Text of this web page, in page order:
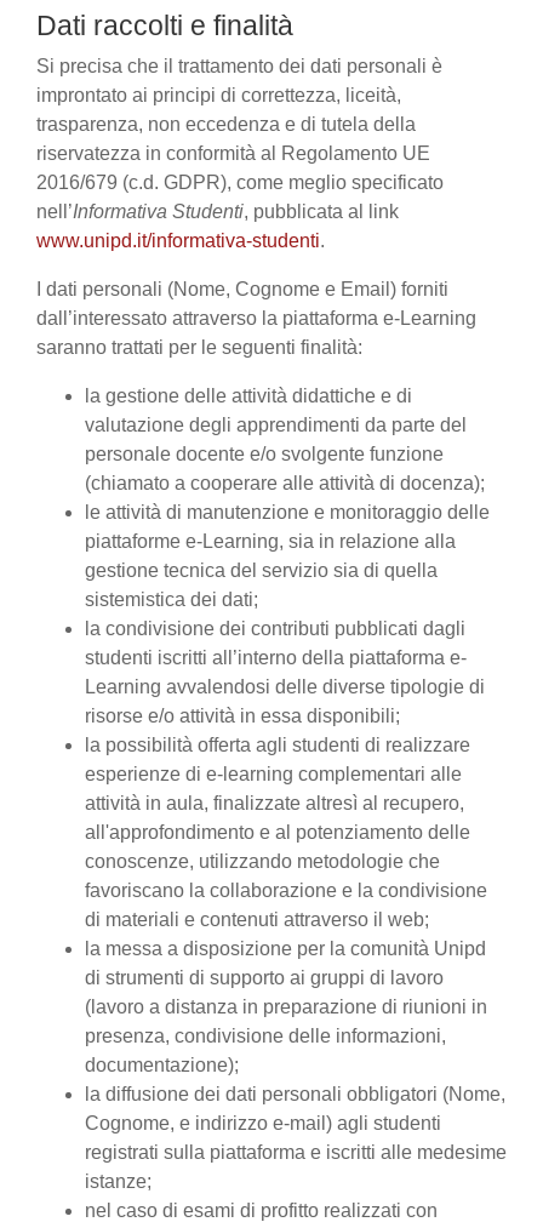
Dati raccolti e finalità
Si precisa che il trattamento dei dati personali è
improntato ai principi di correttezza, liceità,
trasparenza, non eccedenza e di tutela della
riservatezza in conformità al Regolamento UE
2016/679 (c.d. GDPR), come meglio specificato
nell’Informativa Studenti, pubblicata al link
www.unipd.it/informativa-studenti.
I dati personali (Nome, Cognome e Email) forniti
dall’interessato attraverso la piattaforma e-Learning
saranno trattati per le seguenti finalità:
la gestione delle attività didattiche e di
valutazione degli apprendimenti da parte del
personale docente e/o svolgente funzione
(chiamato a cooperare alle attività di docenza);
le attività di manutenzione e monitoraggio delle
piattaforme e-Learning, sia in relazione alla
gestione tecnica del servizio sia di quella
sistemistica dei dati;
la condivisione dei contributi pubblicati dagli
studenti iscritti all’interno della piattaforma e-
Learning avvalendosi delle diverse tipologie di
risorse e/o attività in essa disponibili;
la possibilità offerta agli studenti di realizzare
esperienze di e-learning complementari alle
attività in aula, finalizzate altresì al recupero,
all'approfondimento e al potenziamento delle
conoscenze, utilizzando metodologie che
favoriscano la collaborazione e la condivisione
di materiali e contenuti attraverso il web;
la messa a disposizione per la comunità Unipd
di strumenti di supporto ai gruppi di lavoro
(lavoro a distanza in preparazione di riunioni in
presenza, condivisione delle informazioni,
documentazione);
la diffusione dei dati personali obbligatori (Nome,
Cognome, e indirizzo e-mail) agli studenti
registrati sulla piattaforma e iscritti alle medesime
istanze;
nel caso di esami di profitto realizzati con